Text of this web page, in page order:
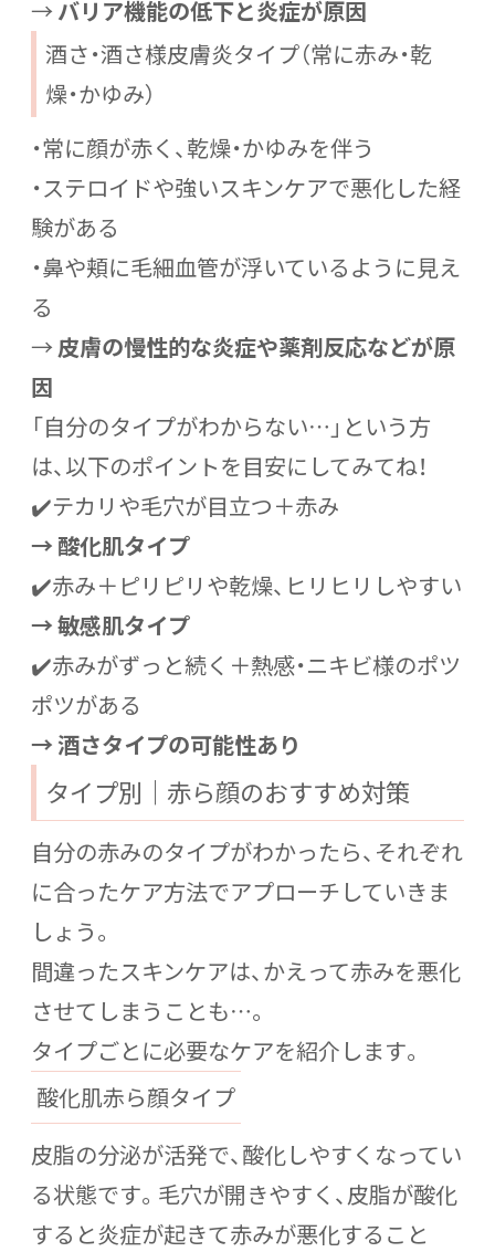
→バリア機能の低下と炎症が原因
酒さ・酒さ様皮膚炎タイプ（常に赤み・乾
燥・かゆみ）
・常に顔が赤く、乾燥・かゆみを伴う
・ステロイドや強いスキンケアで悪化した経
験がある
・鼻や頬に毛細血管が浮いているように見え
る
→皮膚の慢性的な炎症や薬剤反応などが原
因
「自分のタイプがわからない…」という方
は、以下のポイントを目安にしてみてね！
✔️テカリや毛穴が目立つ＋赤み
→ 酸化肌タイプ
✔️赤み＋ピリピリや乾燥、ヒリヒリしやすい
→ 敏感肌タイプ
✔️赤みがずっと続く＋熱感・ニキビ様のポツ
ポツがある
→ 酒さタイプの可能性あり
タイプ別｜赤ら顔のおすすめ対策
自分の赤みのタイプがわかったら、それぞれ
に合ったケア方法でアプローチしていきま
しょう。
間違ったスキンケアは、かえって赤みを悪化
させてしまうことも…。
タイプごとに必要なケアを紹介します。
酸化肌赤ら顔タイプ
皮脂の分泌が活発で、酸化しやすくなってい
る状態です。毛穴が開きやすく、皮脂が酸化
すると炎症が起きて赤みが悪化すること